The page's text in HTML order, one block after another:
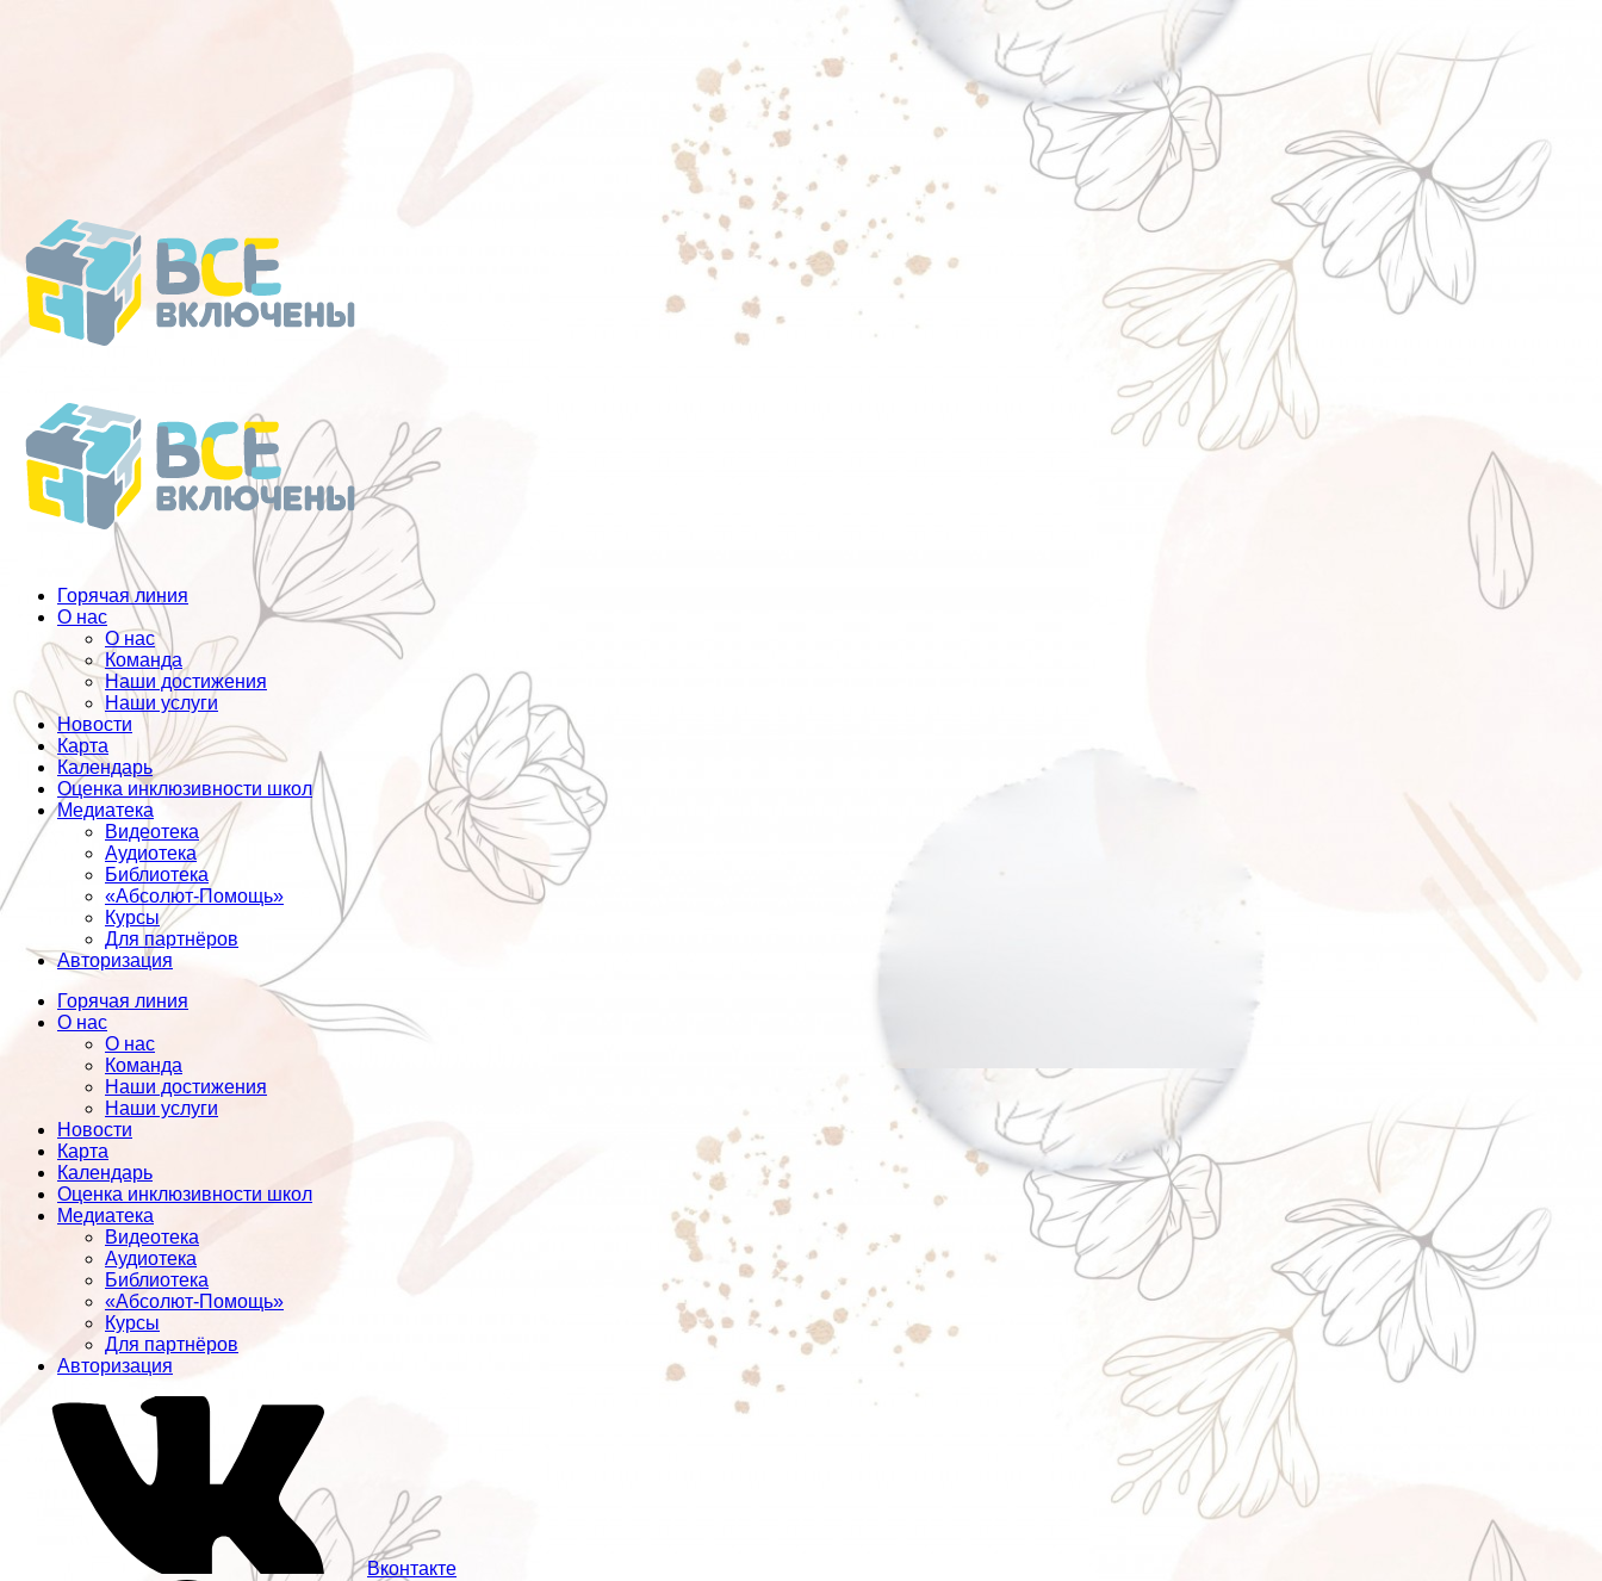
Горячая линия
О нас
О нас
Команда
Наши достижения
Наши услуги
Новости
Карта
Календарь
Оценка инклюзивности школ
Медиатека
Видеотека
Аудиотека
Библиотека
«Абсолют-Помощь»
Курсы
Для партнёров
Авторизация
Горячая линия
О нас
О нас
Команда
Наши достижения
Наши услуги
Новости
Карта
Календарь
Оценка инклюзивности школ
Медиатека
Видеотека
Аудиотека
Библиотека
«Абсолют-Помощь»
Курсы
Для партнёров
Авторизация
Вконтакте